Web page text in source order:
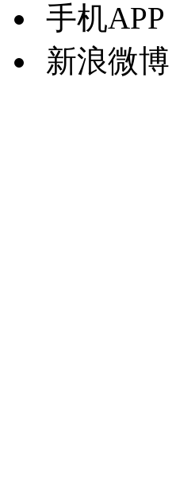
手机APP
新浪微博